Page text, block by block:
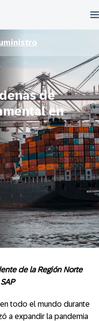
de
en
de la Región Norte
todo el mundo durante
a expandir la pandemia